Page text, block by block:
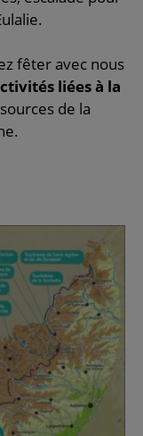
fêter avec nous
liées à la
de la